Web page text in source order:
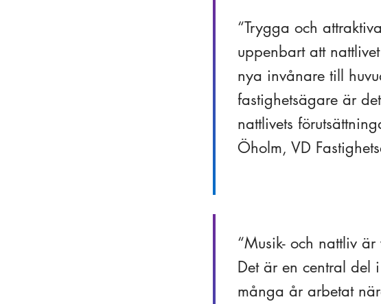
Trygga och
uppenbart att
nya invånare till
fastighetsägare är
nattlivets
Öholm, VD
Musik- och nattliv
Det är en central del
många år arbetat